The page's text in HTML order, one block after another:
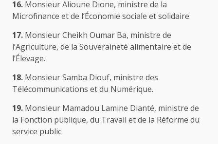
16. Monsieur Alioune Dione, ministre de la
Microfinance et de l’Économie sociale et solidaire.
17. Monsieur Cheikh Oumar Ba, ministre de
l’Agriculture, de la Souveraineté alimentaire et de
l’Élevage.
18. Monsieur Samba Diouf, ministre des
Télécommunications et du Numérique.
19. Monsieur Mamadou Lamine Dianté, ministre de
la Fonction publique, du Travail et de la Réforme du
service public.